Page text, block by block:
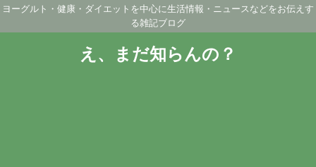
ヨーグルト・健康・ダイエットを中心に生活情報・ニュースなどをお伝えす
る雑記ブログ
え、まだ知らんの？